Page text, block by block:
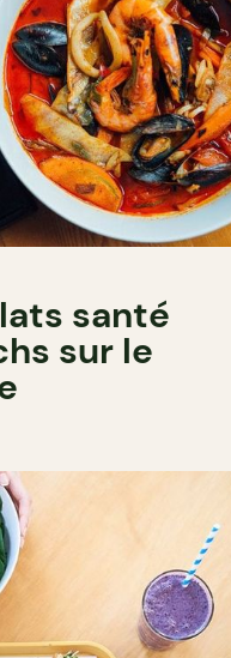
santé
sur le